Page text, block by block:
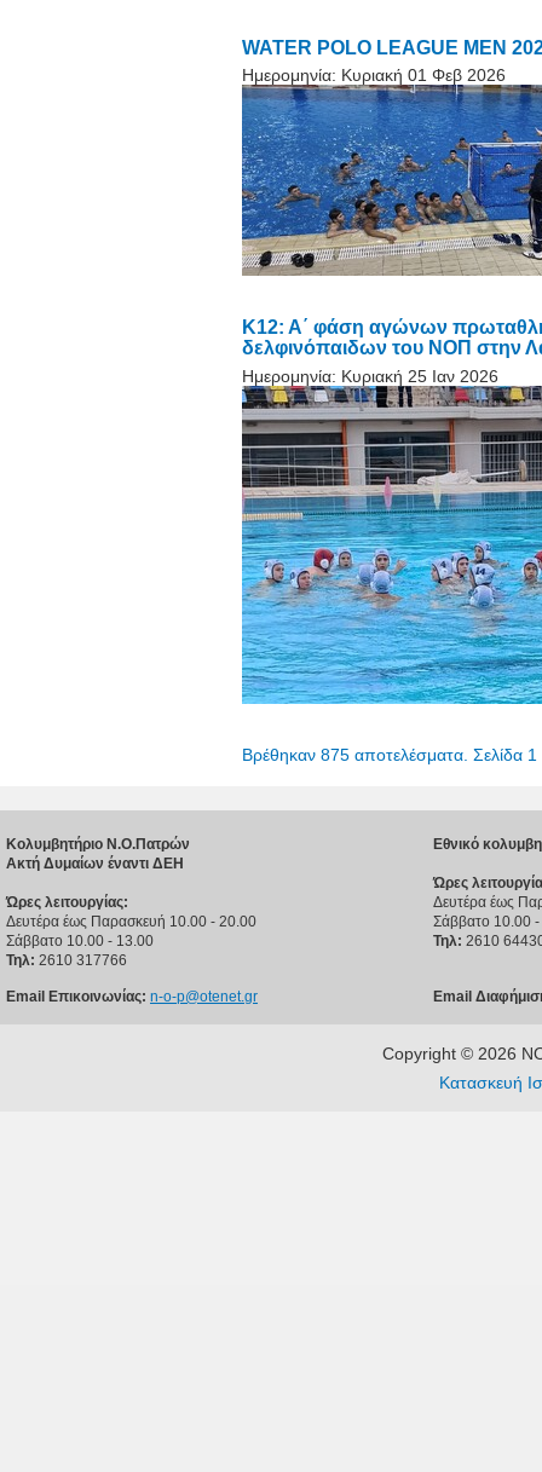
WATER POLO LEAGUE MEN
Ημερομηνία: Κυριακή 01 Φεβ 2026
Κ12: Α΄ φάση αγώνων
δελφινόπαιδων του ΝΟΠ στην
Ημερομηνία: Κυριακή 25 Ιαν 2026
Βρέθηκαν 875 αποτελέσματα. Σελίδα
Κολυμβητήριο Ν.Ο.Πατρών
Ακτή Δυμαίων έναντι ΔΕΗ
Ώρες λειτουργίας:
Δευτέρα έως Παρασκευή 10.00 - 20.00
Σάββατο 10.00 - 13.00
Τηλ: 2610 317766
Email Επικοινωνίας: n-o-p@otenet.gr
Εθνικό
Ώρες
Δευτέρα έως
Σάββατο 10.00
Τηλ: 2610
Email
Copyright © 2026
Κατασκευή